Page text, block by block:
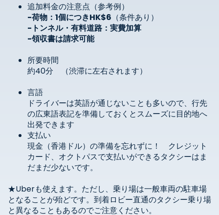
追加料金の注意点（参考例）
-荷物：1個につきHK$6 （条件あり）
-トンネル・有料道路：実費加算
-領収書は請求可能
所要時間
約40分 （渋滞に左右されます）
言語
ドライバーは英語が通じないことも多いので、行先
の広東語表記を準備しておくとスムーズに目的地へ
出発できます
支払い
現金（香港ドル）の準備を忘れずに！ クレジット
カード、オクトパスで支払いができるタクシーはま
だまだ少ないです。
★Uberも使えます。 ただし、乗り場は一般車両の駐車場
となることが殆どです。到着ロビー直通のタクシー乗り場
と異なることもあるのでご注意ください。